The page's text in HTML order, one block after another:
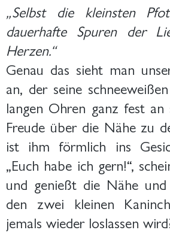
„Selbst die kleinsten
dauerhafte Spuren der
Herzen.“
Genau das sieht man
an, der seine
langen Ohren ganz fest
Freude über die Nähe zu
ist ihm förmlich ins
„Euch habe ich gern!“,
und genießt die Nähe
den zwei kleinen
jemals wieder loslassen